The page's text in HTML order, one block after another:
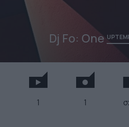
Dj Fo: One
1 1